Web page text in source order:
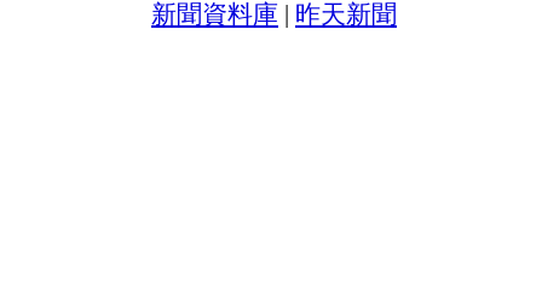
新聞資料庫 昨天新聞